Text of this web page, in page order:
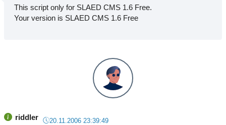
This script only for SLAED CMS 1.6 Free.
Your version is SLAED CMS 1.6 Free
riddler 20.11.2006 23:39:49